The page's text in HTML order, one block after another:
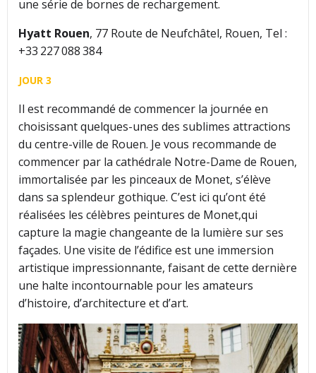
une série de bornes de rechargement.
Hyatt Rouen, 77 Route de Neufchâtel, Rouen, Tel :
+33 227 088 384
JOUR 3
Il est recommandé de commencer la journée en
choisissant quelques-unes des sublimes attractions
du centre-ville de Rouen. Je vous recommande de
commencer par la cathédrale Notre-Dame de Rouen,
immortalisée par les pinceaux de Monet, s’élève
dans sa splendeur gothique. C’est ici qu’ont été
réalisées les célèbres peintures de Monet,qui
capture la magie changeante de la lumière sur ses
façades. Une visite de l’édifice est une immersion
artistique impressionnante, faisant de cette dernière
une halte incontournable pour les amateurs
d’histoire, d’architecture et d’art.